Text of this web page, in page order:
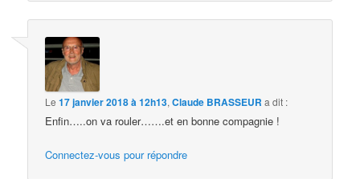
Le17 janvier 2018 à 12h13,Claude BRASSEUR a dit :
Enfin…..on va rouler…….et en bonne compagnie !
Connectez-vous pour répondre